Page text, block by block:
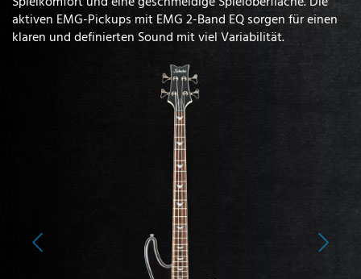
aktiven EMG-Pickups mit EMG 2-Band EQ sorgen für einen
klaren und definierten Sound mit viel Variabilität.
Previous Next